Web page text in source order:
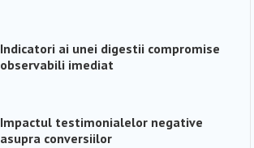
Indicatori ai unei digestii compromise
observabili imediat
Impactul testimonialelor negative
asupra conversiilor